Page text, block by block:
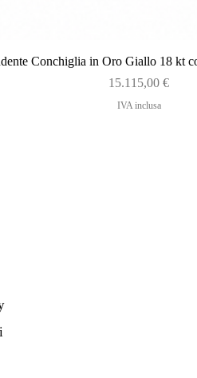
Vista rapida
Conchiglia in Oro Giallo 18 kt
Prezzo
15.115,00 €
IVA inclusa